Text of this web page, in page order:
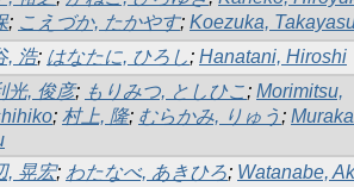
; こえづか, たかやす; Koezuka,
, 浩; はなたに, ひろし; Hanatani, Hiroshi
光, 俊彦; もりみつ, としひこ; Morimitsu,
; 村上, 隆; むらかみ, りゅう ;
, 晃宏; わたなべ, あきひろ; Watanabe,